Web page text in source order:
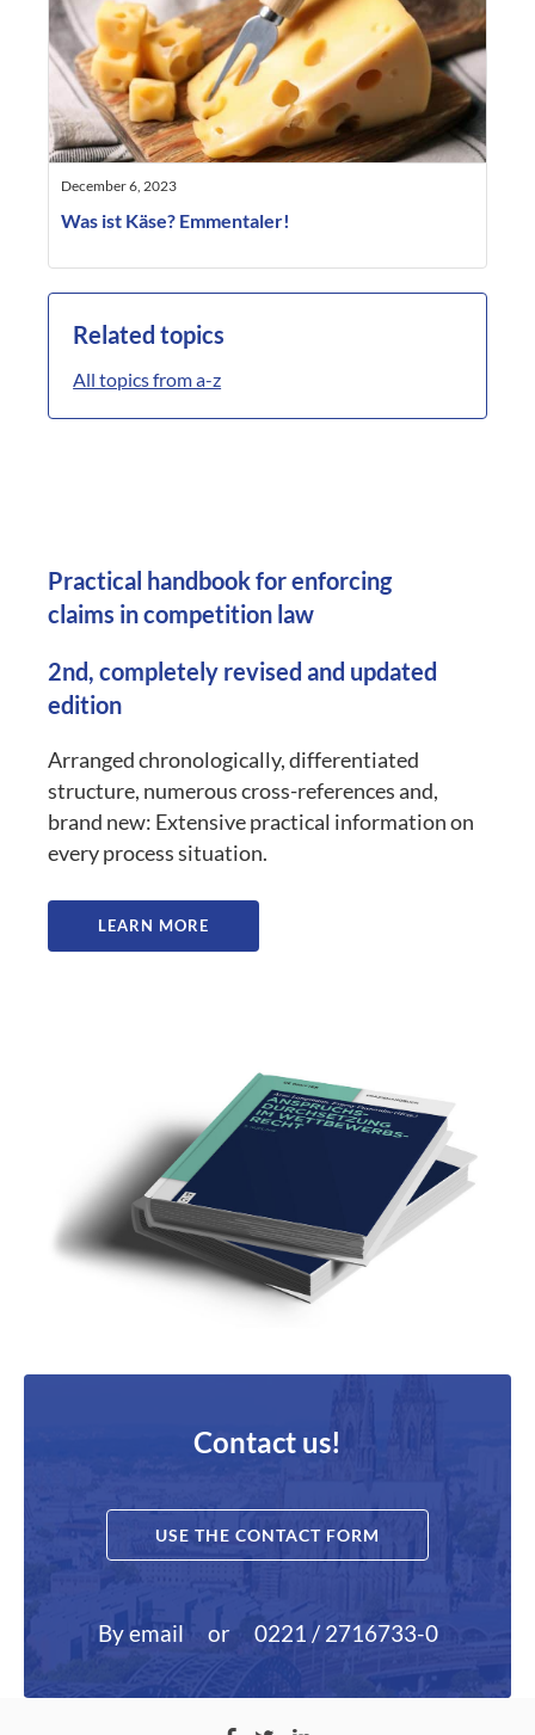
December 6, 2023
Was ist Käse? Emmentaler!
Related topics
All topics from a-z
Practical handbook for enforcing
claims in competition law
2nd, completely revised and updated
edition
Arranged chronologically, differentiated
structure, numerous cross-references and,
brand new: Extensive practical information on
every process situation.
LEARN MORE
Contact us!
USE THE CONTACT FORM
By email or 0221 / 2716733-0